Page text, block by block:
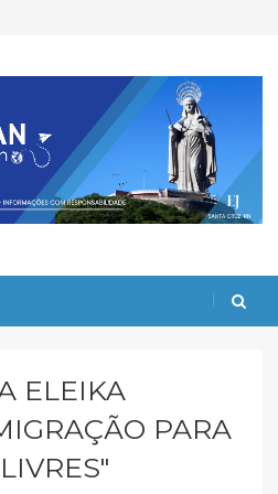
ELEIKA
PARA